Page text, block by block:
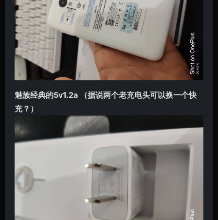
魅族经典的5v1.2a （据说两个老充电头可以换一个快
充？）